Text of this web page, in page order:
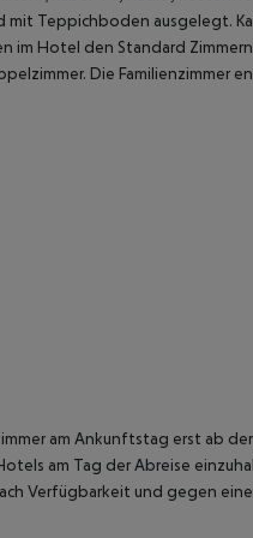
mit Teppichboden ausgelegt.
im Hotel den Standard
Die Familienzimmer
am Ankunftstag erst ab
am Tag der Abreise
Verfügbarkeit und gegen